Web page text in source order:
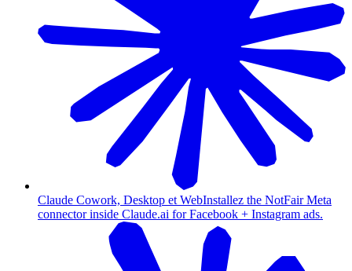
Claude Cowork, Desktop et WebInstallez the NotFair Meta
connector inside Claude.ai for Facebook + Instagram ads.